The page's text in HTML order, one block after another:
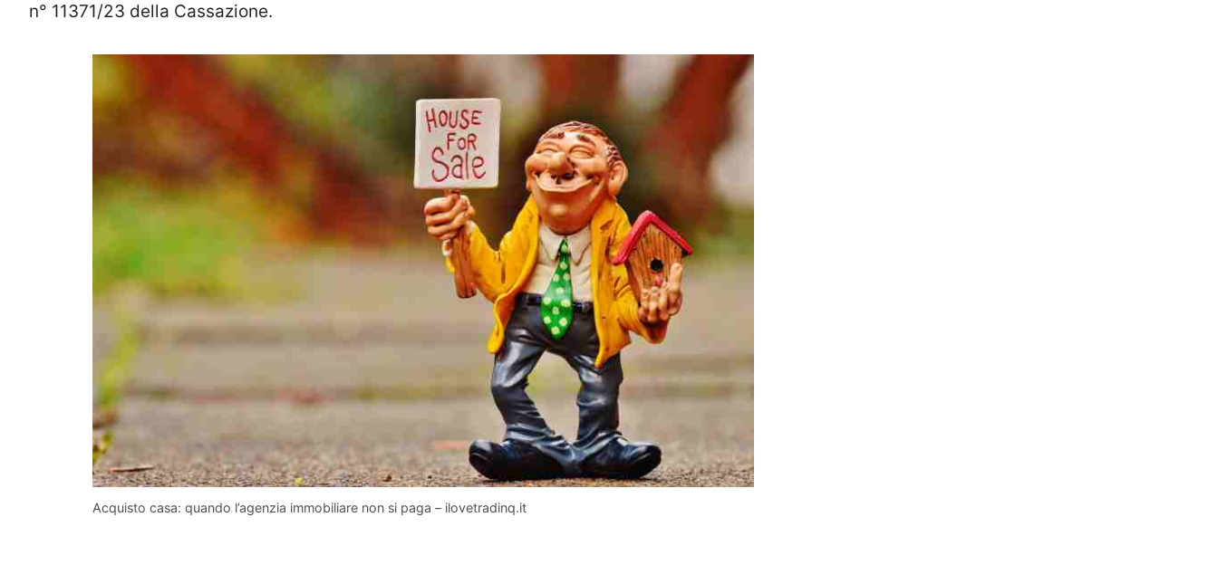
n° 11371/23 della Cassazione.
Acquisto casa: quando l’agenzia immobiliare non si paga – ilovetradinq.it